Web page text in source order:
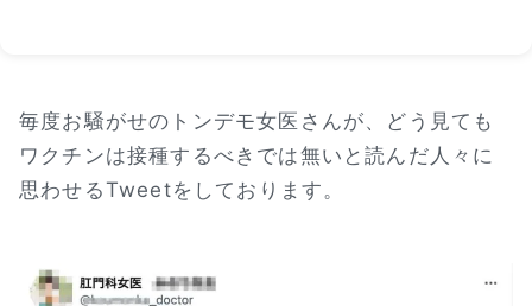
毎度お騒がせのトンデモ女医さんが、どう見ても
ワクチンは接種するべきでは無いと読んだ人々に
思わせるTweetをしております。